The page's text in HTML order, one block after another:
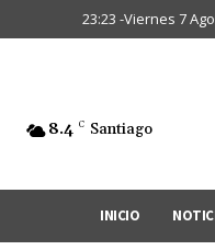
23:23 -Viernes 7
8.4 C Santiago
INICIO